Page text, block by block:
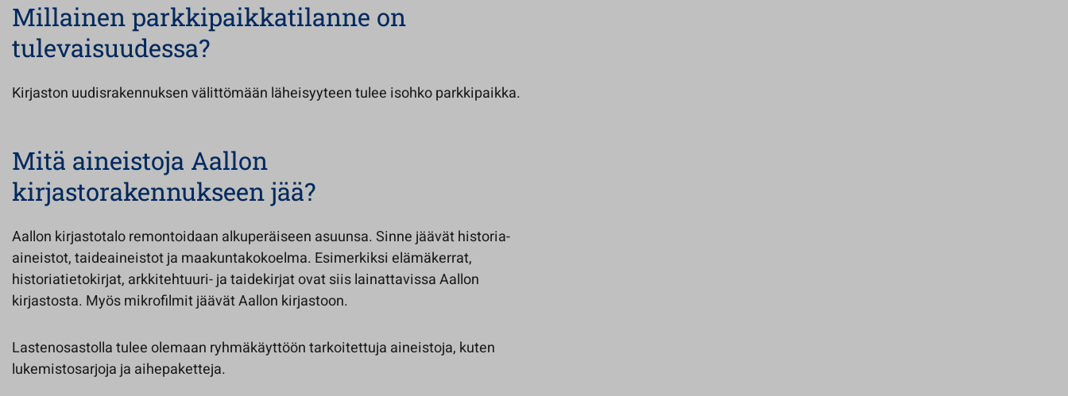
Millainen parkkipaikkatilanne on
tulevaisuudessa?
Kirjaston uudisrakennuksen välittömään läheisyyteen tulee isohko parkkipaikka.
Mitä aineistoja Aallon
kirjastorakennukseen jää?
Aallon kirjastotalo remontoidaan alkuperäiseen asuunsa. Sinne jäävät historia-
aineistot, taideaineistot ja maakuntakokoelma. Esimerkiksi elämäkerrat,
historiatietokirjat, arkkitehtuuri- ja taidekirjat ovat siis lainattavissa Aallon
kirjastosta. Myös mikrofilmit jäävät Aallon kirjastoon.
Lastenosastolla tulee olemaan ryhmäkäyttöön tarkoitettuja aineistoja, kuten
lukemistosarjoja ja aihepaketteja.